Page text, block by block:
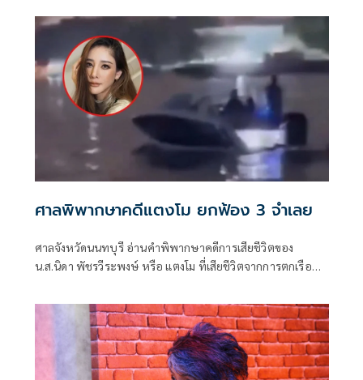
อบหรือจ็อบ กีรติสุทธิสาธร จำเลยที่ 2 นางสาวอิจศรินทร์หรือ
กระติก
ศาลพิพากษาคดีแตงโม ยกฟ้อง 3 จำเลย
ศาลจังหวัดนนทบุรี อ่านคำพิพากษาคดีการเสียชีวิตของ
น.ส.นิดา พัชรวีระพงษ์ หรือ แตงโม ที่เสียชีวิตจากการตกเรือ
นทร์ จุฑาสุขสวัสดิ์, แซน วิศาพัช มโนมัยรัตน์, จ๊อบ นิทัศน์ กีรติ